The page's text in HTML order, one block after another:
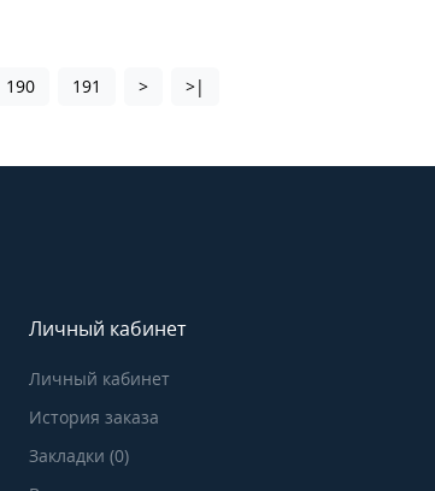
190 191 > >|
Личный кабинет
Личный кабинет
История заказа
Закладки (0)